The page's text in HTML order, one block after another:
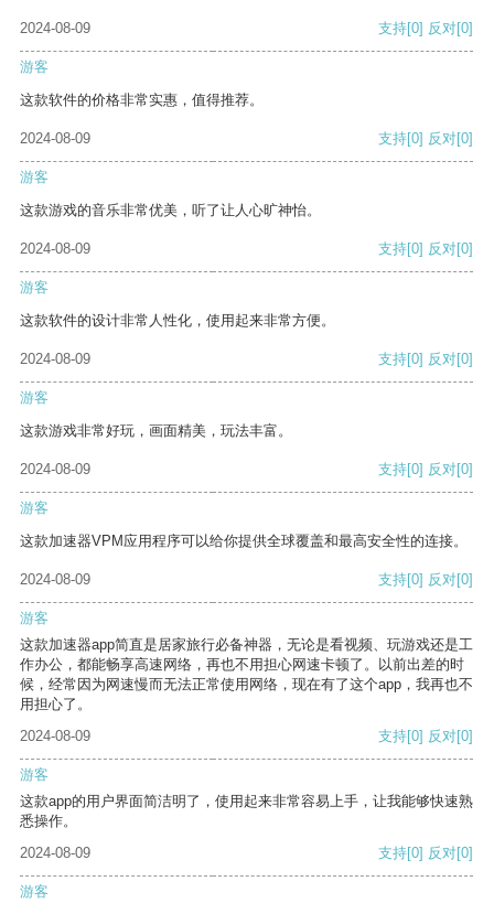
2024-08-09 支持[0] 反对[0]
游客
这款软件的价格非常实惠，值得推荐。
2024-08-09 支持[0] 反对[0]
游客
这款游戏的音乐非常优美，听了让人心旷神怡。
2024-08-09 支持[0] 反对[0]
游客
这款软件的设计非常人性化，使用起来非常方便。
2024-08-09 支持[0] 反对[0]
游客
这款游戏非常好玩，画面精美，玩法丰富。
2024-08-09 支持[0] 反对[0]
游客
这款加速器VPM应用程序可以给你提供全球覆盖和最高安全性的连接。
2024-08-09 支持[0] 反对[0]
游客
这款加速器app简直是居家旅行必备神器，无论是看视频、玩游戏还是工
作办公，都能畅享高速网络，再也不用担心网速卡顿了。以前出差的时
候，经常因为网速慢而无法正常使用网络，现在有了这个app，我再也不
用担心了。
2024-08-09
支持[0] 反对[0]
游客
这款app的用户界面简洁明了，使用起来非常容易上手，让我能够快速熟
悉操作。
2024-08-09
支持[0] 反对[0]
游客